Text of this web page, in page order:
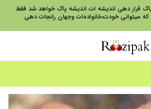
پاک قرار دهی اندیشه ات اندیشه پاک خواهد شد فقط
میتوانی خودت،خانواده‌ات وجهان رانجات دهی